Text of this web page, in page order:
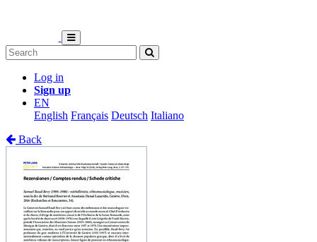
Log in
Sign up
EN
English Français Deutsch Italiano
Back